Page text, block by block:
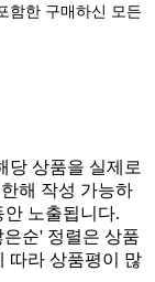
함한 구매하신 모든
당 상품을 실제로
해 작성 가능하
노출됩니다.
순' 정렬은 상품
따라 상품평이 많